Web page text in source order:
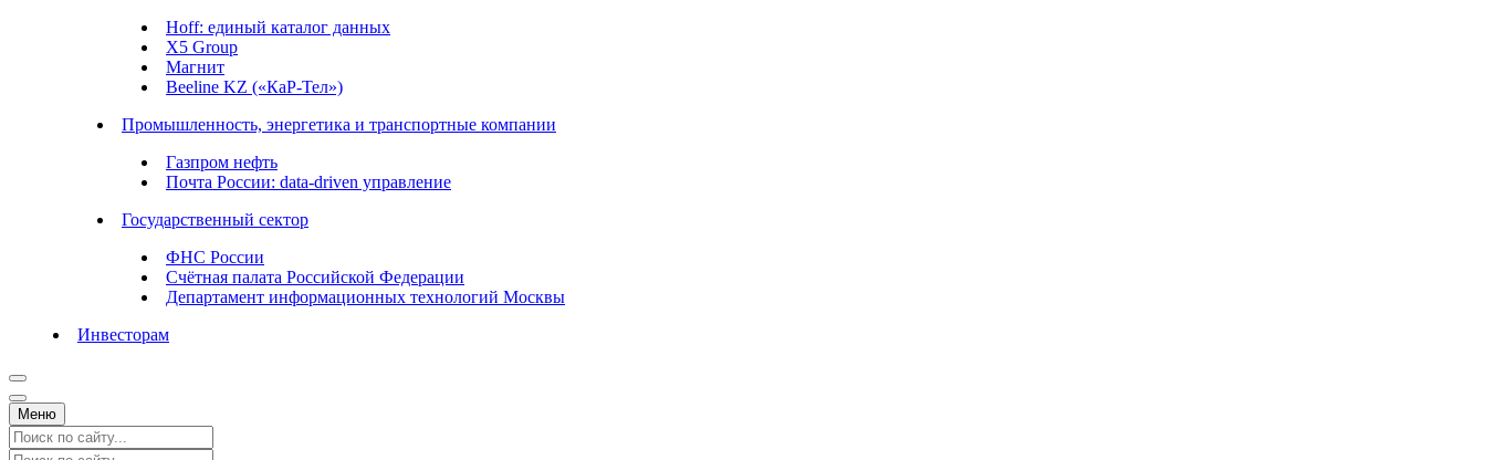
Hoff: единый каталог данных
X5 Group
Магнит
Beeline KZ («КаР-Тел»)
Промышленность, энергетика и транспортные компании
Газпром нефть
Почта России: data-driven управление
Государственный сектор
ФНС России
Счётная палата Российской Федерации
Департамент информационных технологий Москвы
Инвесторам
Меню